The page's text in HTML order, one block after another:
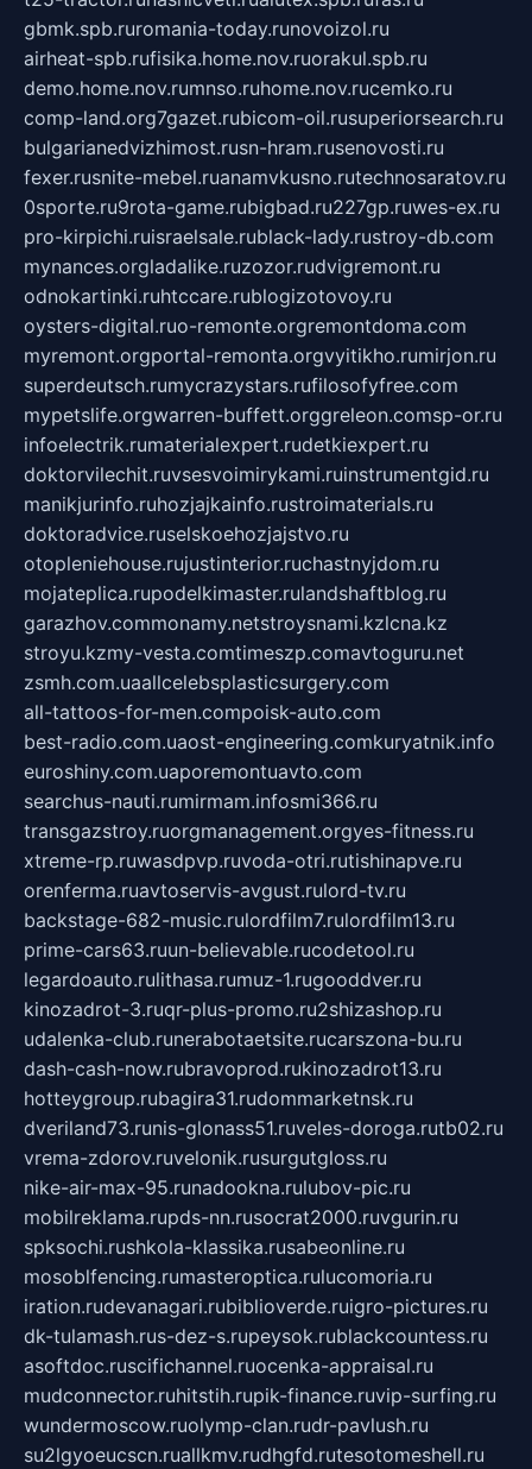
gbmk.spb.ruromania-today.runovoizol.ru
airheat-spb.rufisika.home.nov.ruorakul.spb.ru
demo.home.nov.rumnso.ruhome.nov.rucemko.ru
comp-land.org7gazet.rubicom-oil.rusuperiorsearch.ru
bulgarianedvizhimost.rusn-hram.rusenovosti.ru
fexer.rusnite-mebel.ruanamvkusno.rutechnosaratov.ru
0sporte.ru9rota-game.rubigbad.ru227gp.ruwes-ex.ru
pro-kirpichi.ruisraelsale.rublack-lady.rustroy-db.com
mynances.orgladalike.ruzozor.rudvigremont.ru
odnokartinki.ruhtccare.rublogizotovoy.ru
oysters-digital.ruo-remonte.orgremontdoma.com
myremont.orgportal-remonta.orgvyitikho.rumirjon.ru
superdeutsch.rumycrazystars.rufilosofyfree.com
mypetslife.orgwarren-buffett.orggreleon.comsp-or.ru
infoelectrik.rumaterialexpert.rudetkiexpert.ru
doktorvilechit.ruvsesvoimirykami.ruinstrumentgid.ru
manikjurinfo.ruhozjajkainfo.rustroimaterials.ru
doktoradvice.ruselskoehozjajstvo.ru
otopleniehouse.rujustinterior.ruchastnyjdom.ru
mojateplica.rupodelkimaster.rulandshaftblog.ru
garazhov.commonamy.netstroysnami.kzlcna.kz
stroyu.kzmy-vesta.comtimeszp.comavtoguru.net
zsmh.com.uaallcelebsplasticsurgery.com
all-tattoos-for-men.compoisk-auto.com
best-radio.com.uaost-engineering.comkuryatnik.info
euroshiny.com.uaporemontuavto.com
searchus-nauti.rumirmam.infosmi366.ru
transgazstroy.ruorgmanagement.orgyes-fitness.ru
xtreme-rp.ruwasdpvp.ruvoda-otri.rutishinapve.ru
orenferma.ruavtoservis-avgust.rulord-tv.ru
backstage-682-music.rulordfilm7.rulordfilm13.ru
prime-cars63.ruun-believable.rucodetool.ru
legardoauto.rulithasa.rumuz-1.rugooddver.ru
kinozadrot-3.ruqr-plus-promo.ru2shizashop.ru
udalenka-club.runerabotaetsite.rucarszona-bu.ru
dash-cash-now.rubravoprod.rukinozadrot13.ru
hotteygroup.rubagira31.rudommarketnsk.ru
dveriland73.runis-glonass51.ruveles-doroga.rutb02.ru
vrema-zdorov.ruvelonik.rusurgutgloss.ru
nike-air-max-95.runadookna.rulubov-pic.ru
mobilreklama.rupds-nn.rusocrat2000.ruvgurin.ru
spksochi.rushkola-klassika.rusabeonline.ru
mosoblfencing.rumasteroptica.rulucomoria.ru
iration.rudevanagari.rubiblioverde.ruigro-pictures.ru
dk-tulamash.rus-dez-s.rupeysok.rublackcountess.ru
asoftdoc.ruscifichannel.ruocenka-appraisal.ru
mudconnector.ruhitstih.rupik-finance.ruvip-surfing.ru
wundermoscow.ruolymp-clan.rudr-pavlush.ru
su2lgyoeucscn.ruallkmv.rudhgfd.rutesotomeshell.ru